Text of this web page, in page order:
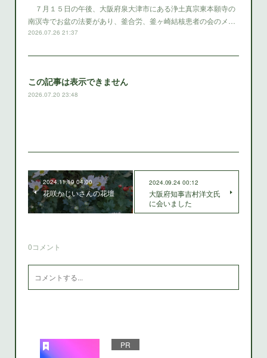
７月１５日の午後、大阪府泉大津市にある浄土真宗東本願寺の
南溟寺でお盆の法要があり、釜合労、釜ヶ崎結核患者の会のメ…
2026.07.26 21:37
この記事は表示できません
2026.07.20 23:48
2024.11.19 04:00
花咲かじいさんの花壇
2024.09.24 00:12
大阪府知事吉村洋文氏
に会いました
0コメント
PR